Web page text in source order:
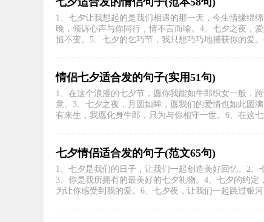
1、七夕让我想起的是我们相遇的那一天，今生情缘绵
晚，倾诉心声与你同行，情不言而喻。4、七夕之夜，
恒不变。5、七夕的乞巧节，我只想巧巧地捕获你的爱
情侣七夕适合发的句子(实用51句)
1、在这个浪漫的七夕节，愿你我能如牛郎织女一般，
意。3、七夕之夜，月圆如眸，愿我们的爱情也如此圆
有来生，我愿化身牛郎，只为与你相守一世。6、在这
七夕情侣适合发的句子(范文65句)
1、七夕是我们的日子，让我们一起创造美好回忆。2
3、你是我所拥有的最美好的七夕礼物。4、七夕的约
为让你感受到我的爱。6、七夕夜，让我们一起跳过银